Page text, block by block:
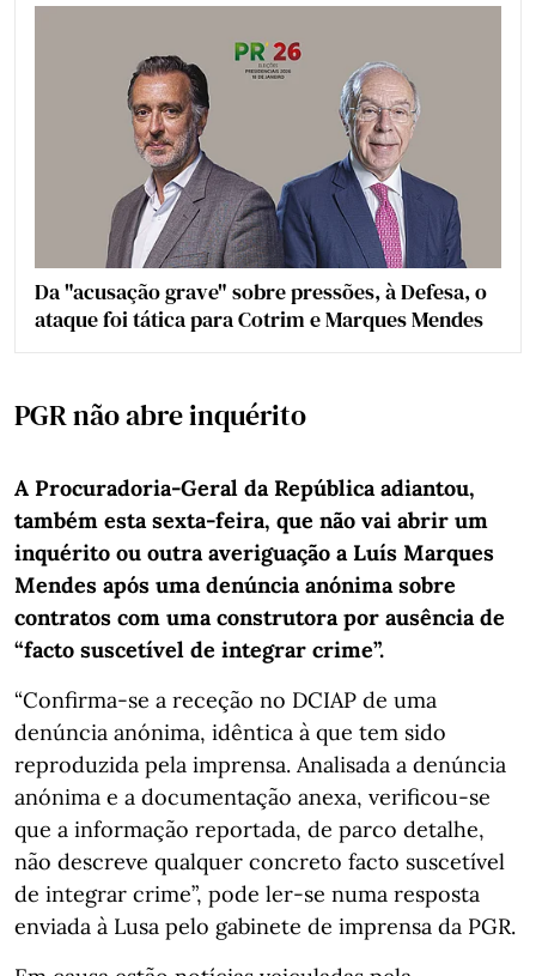
Da "acusação grave" sobre pressões, à Defesa, o
ataque foi tática para Cotrim e Marques Mendes
PGR não abre inquérito
A Procuradoria-Geral da República adiantou,
também esta sexta-feira, que não vai abrir um
inquérito ou outra averiguação a Luís Marques
Mendes após uma denúncia anónima sobre
contratos com uma construtora por ausência de
“facto suscetível de integrar crime”.
“Confirma-se a receção no DCIAP de uma
denúncia anónima, idêntica à que tem sido
reproduzida pela imprensa. Analisada a denúncia
anónima e a documentação anexa, verificou-se
que a informação reportada, de parco detalhe,
não descreve qualquer concreto facto suscetível
de integrar crime”, pode ler-se numa resposta
enviada à Lusa pelo gabinete de imprensa da PGR.